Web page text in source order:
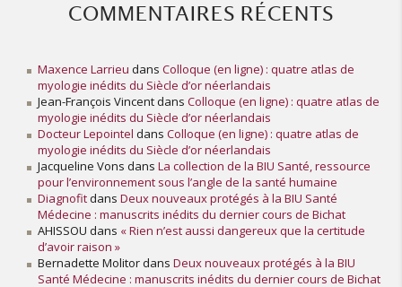
s
t
e
u
r
s
à
l
’
h
o
n
COMMENTAIRES RÉCENTS
Maxence Larrieu dansColloque (en ligne) : quatre atlas de
myologie inédits du Siècle d’or néerlandais
Jean-François VincentdansColloque (en ligne) : quatre atlas de
myologie inédits du Siècle d’or néerlandais
Docteur Lepointel dansColloque (en ligne) : quatre atlas de
myologie inédits du Siècle d’or néerlandais
Jacqueline Vons dansLa collection de la BIU Santé, ressource
pour l’environnement sous l’angle de la santé humaine
DiagnofitdansDeux nouveaux protégés à la BIU Santé
Médecine : manuscrits inédits du dernier cours de Bichat
AHISSOU dans « Rien n’est aussi dangereux que la certitude
d’avoir raison »
Bernadette MolitordansDeux nouveaux protégés à la BIU
Santé Médecine : manuscrits inédits du dernier cours de Bichat